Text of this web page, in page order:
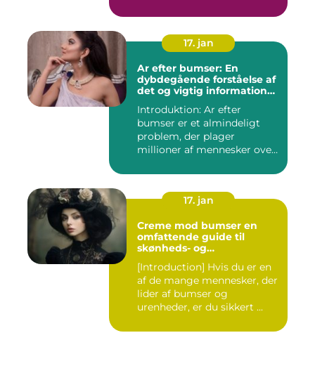
17. jan
Ar efter bumser: En
dybdegående forståelse af
det og vigtig information
Introduktion: Ar efter
bumser er et almindeligt
problem, der plager
millioner af mennesker over
17. jan
Creme mod bumser en
omfattende guide til
skønheds- og
[Introduction] Hvis du er en
af de mange mennesker, der
lider af bumser og
urenheder, er du sikkert ...